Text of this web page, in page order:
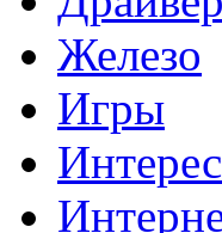
Железо
Игры